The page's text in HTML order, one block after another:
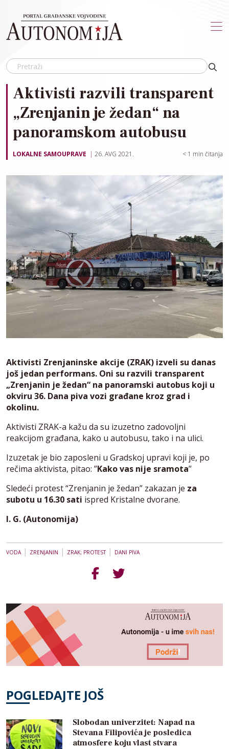
Aktivisti razvili transparent
„Zrenjanin je žedan“ na
panoramskom autobusu
LOKALNE SAMOUPRAVE 26. AVG 2021. < 1 min čitanja
Aktivisti Zrenjaninske akcije (ZRAK) izveli su danas
još jedan performans. Oni su razvili transparent
„Zrenjanin je žedan“ na panoramski autobus koji u
okviru 36. Dana piva vozi građane kroz grad i
okolinu.
Aktivisti ZRAK-a kažu da su izuzetno zadovoljni
reakcijom građana, kako u autobusu, tako i na ulici.
Izuzetak je bio zaposleni u Gradskoj upravi koji je, po
rečima aktivista, pitao: ”Kako vas nije sramota”
Sledeći protest “Zrenjanin je žedan” zakazan je za
subotu u 16.30 sati ispred Kristalne dvorane.
I. G. (Autonomija)
VODA| ZRENJANIN | ZRAK; PROTEST| DANI PIVA
POGLEDAJTE JOŠ
Slobodan univerzitet: Napad na
Stevana Filipovića je posledica
atmosfere koju vlast stvara